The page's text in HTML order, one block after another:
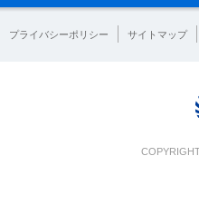
プライバシーポリシー サイトマップ